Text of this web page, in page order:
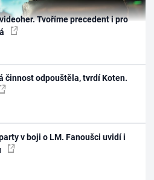
Tvoříme precedent i pro
činnost odpouštěla, tvrdí Koten.
v boji o LM. Fanoušci uvidí i